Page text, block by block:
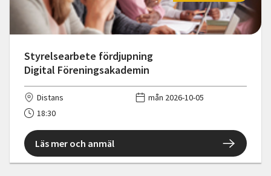
Styrelsearbete fördjupning
Digital Föreningsakademin
Distans
mån 2026-10-05
18:30
Läs mer och anmäl